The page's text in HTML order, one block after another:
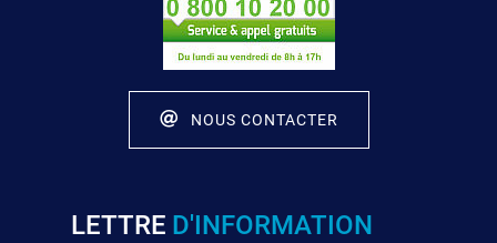
NOUS CONTACTER
LETTRE D'INFORMATION